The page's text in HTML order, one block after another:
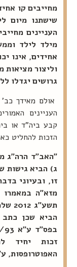
מחייבים קו
שישתנו מיום
העניינים
מילד לילד
אחידים, אינו
וליצור מציאות
גרושים יגדלו
אולם מאידך
העניינים
קבע ביה"ד או
הזכות להחליט
"האב"ד הרה"ג
ג) הביא גישות
זו, ובעיוני
מזא"ה
הביא שכן
זכות יחיד
האפוטרופסות,